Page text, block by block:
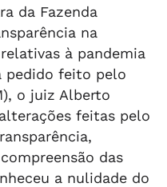
da Fazenda
na
à pandemia
pedido feito pelo
o juiz Alberto
feitas pelo
das
a nulidade do